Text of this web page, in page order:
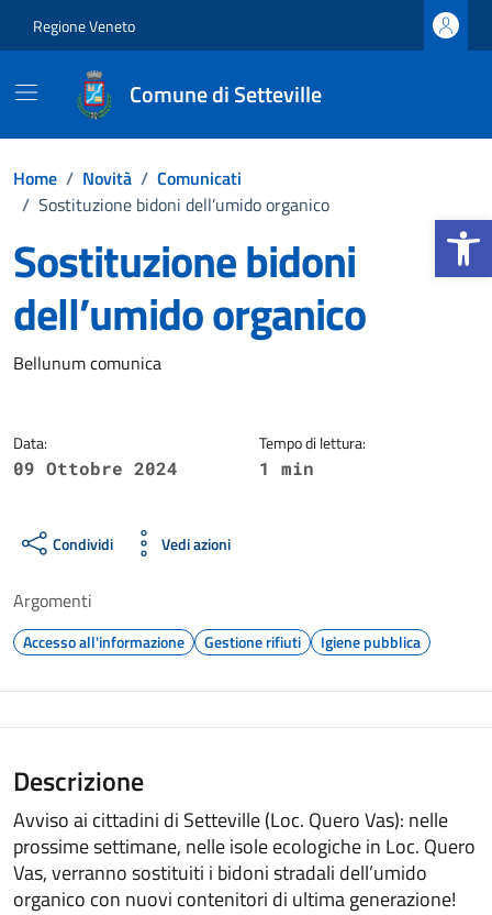
Apri la
Regione Veneto
Comune di Setteville
Home / Novità / Comunicati
/ Sostituzione bidoni dell’umido organico
Sostituzione bidoni
dell’umido organico
Dettagli della notizia
Bellunum comunica
Data:
09 Ottobre 2024
Tempo di lettura:
1 min
Condividi Vedi azioni
Argomenti
Accesso all'informazione Gestione rifiuti Igiene pubblica
Descrizione
Avviso ai cittadini di Setteville (Loc. Quero Vas): nelle
prossime settimane, nelle isole ecologiche in Loc. Quero
Vas, verranno sostituiti i bidoni stradali dell’umido
organico con nuovi contenitori di ultima generazione!